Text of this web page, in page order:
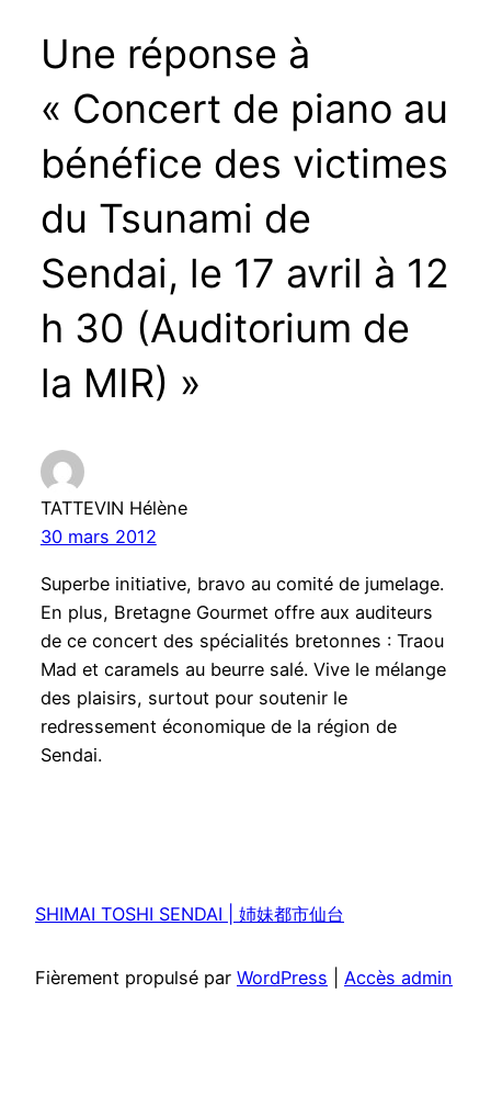
Une réponse à
« Concert de piano au
bénéfice des victimes
du Tsunami de
Sendai, le 17 avril à 12
h 30 (Auditorium de
la MIR) »
TATTEVIN Hélène
30 mars 2012
Superbe initiative, bravo au comité de jumelage.
En plus, Bretagne Gourmet offre aux auditeurs
de ce concert des spécialités bretonnes : Traou
Mad et caramels au beurre salé. Vive le mélange
des plaisirs, surtout pour soutenir le
redressement économique de la région de
Sendai.
SHIMAI TOSHI SENDAI | 姉妹都市仙台
Fièrement propulsé par WordPress Accès admin